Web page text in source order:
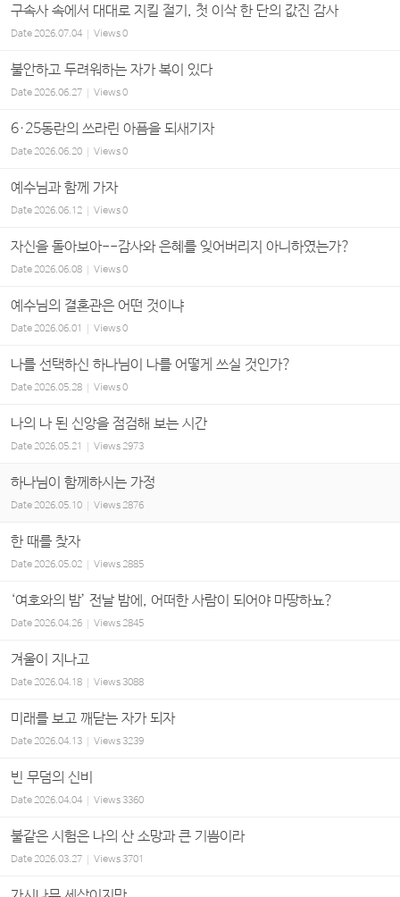
구속사 속에서 대대로 지킬 절기, 첫 이삭 한 단의 값진 감사
Date2026.07.04 Views0
불안하고 두려워하는 자가 복이 있다
Date2026.06.27 Views0
6·25동란의 쓰라린 아픔을 되새기자
Date2026.06.20 Views0
예수님과 함께 가자
Date2026.06.12 Views0
자신을 돌아보아--감사와 은혜를 잊어버리지 아니하였는가?
Date2026.06.08 Views0
예수님의 결혼관은 어떤 것이냐
Date2026.06.01 Views0
나를 선택하신 하나님이 나를 어떻게 쓰실 것인가?
Date2026.05.28 Views0
나의 나 된 신앙을 점검해 보는 시간
Date2026.05.21 Views2973
하나님이 함께하시는 가정
Date 2026.05.10 Views 2876
한 때를 찾자
Date2026.05.02 Views2885
‘여호와의 밤’ 전날 밤에, 어떠한 사람이 되어야 마땅하뇨?
Date2026.04.26 Views2845
겨울이 지나고
Date2026.04.18 Views3088
미래를 보고 깨닫는 자가 되자
Date2026.04.13 Views3239
빈 무덤의 신비
Date2026.04.04 Views3360
불같은 시험은 나의 산 소망과 큰 기쁨이라
Date2026.03.27 Views3701